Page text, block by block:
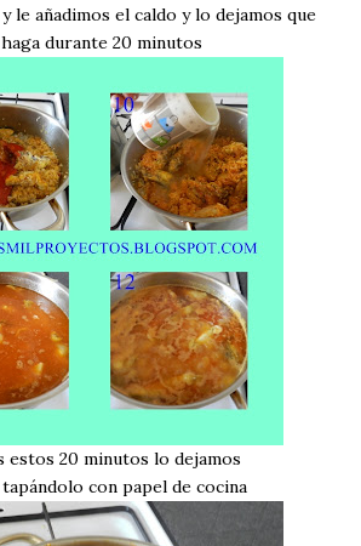
le añadimos el caldo y lo dejamos que
durante 20 minutos
estos 20 minutos lo dejamos
con papel de cocina